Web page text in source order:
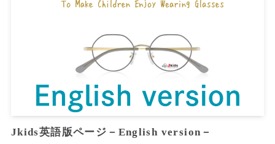
Jkids英語版ページ－English version－